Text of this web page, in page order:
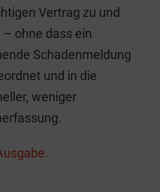
Vertrag zu und
ohne dass ein
Schadenmeldung
und in die
weniger